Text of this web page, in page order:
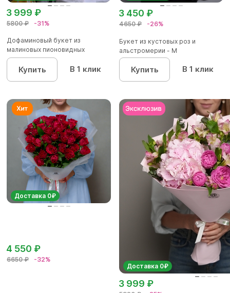
5800 ₽ -31%
3 999 ₽
Дофаминовый букет из
малиновых пионовидных
кустовых роз...
Купить В 1 клик
4650 ₽ -26%
3 450 ₽
Букет из кустовых роз и
альстромерии - М
Купить В 1 клик
Доставка 0₽
6650 ₽ -32%
4 550 ₽
Доставка 0₽
3 999 ₽